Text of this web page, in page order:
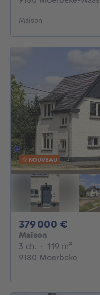
Maison
NOUVEAU
379 000 €
Maison
3 ch. 3 chambres
· 119 m²
9180 Moerbeke